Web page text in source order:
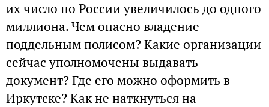
их число по России увеличилось до одного
миллиона. Чем опасно владение
поддельным полисом? Какие организации
сейчас уполномочены выдавать
документ? Где его можно оформить в
Иркутске? Как не наткнуться на